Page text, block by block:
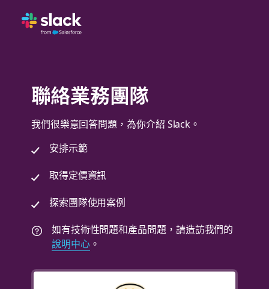
聯絡業務團隊
我們很樂意回答問題，為你介紹 Slack。
安排示範
取得定價資訊
探索團隊使用案例
如有技術性問題和產品問題，請造訪我們的
說明中心。